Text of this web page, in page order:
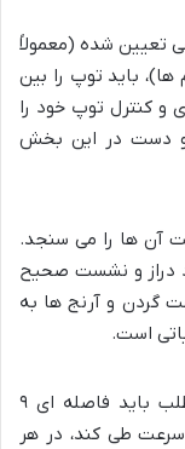
تعیین شده (معمولاً
ها)، باید توپ را بین
و کنترل توپ خود را
و دست در این بخش
آن ها را می سنجد.
تعداد دراز و نشست صحیح
گردن و آرنج ها به
است.
تست چابکی و سرعت عمل است. داوطلب باید فاصله ای ۹
(مجموعاً ۳۶ متر) به سرعت طی کند، در هر